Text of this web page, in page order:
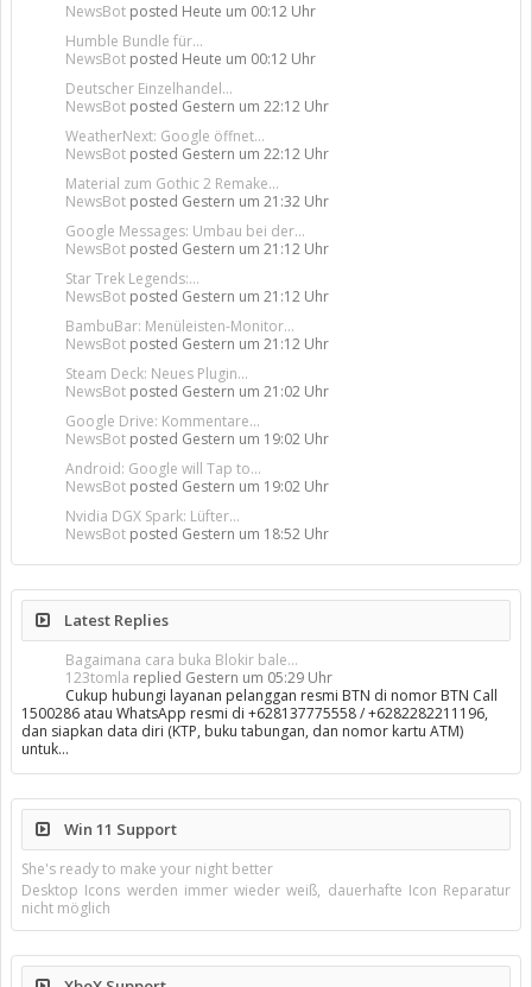
NewsBot posted Heute um 00:12 Uhr
Humble Bundle für...
NewsBot posted Heute um 00:12 Uhr
Deutscher Einzelhandel...
NewsBot posted Gestern um 22:12 Uhr
WeatherNext: Google öffnet...
NewsBot posted Gestern um 22:12 Uhr
Material zum Gothic 2 Remake...
NewsBot posted Gestern um 21:32 Uhr
Google Messages: Umbau bei der...
NewsBot posted Gestern um 21:12 Uhr
Star Trek Legends:...
NewsBot posted Gestern um 21:12 Uhr
BambuBar: Menüleisten-Monitor...
NewsBot posted Gestern um 21:12 Uhr
Steam Deck: Neues Plugin...
NewsBot posted Gestern um 21:02 Uhr
Google Drive: Kommentare...
NewsBot posted Gestern um 19:02 Uhr
Android: Google will Tap to...
NewsBot posted Gestern um 19:02 Uhr
Nvidia DGX Spark: Lüfter...
NewsBot posted Gestern um 18:52 Uhr
Latest Replies
Bagaimana cara buka Blokir bale...
123tomla replied Gestern um 05:29 Uhr
Cukup hubungi layanan pelanggan resmi BTN di nomor BTN Call
1500286 atau WhatsApp resmi di +628137775558 / +6282282211196,
dan siapkan data diri (KTP, buku tabungan, dan nomor kartu ATM)
untuk…
Win 11 Support
She's ready to make your night better
Desktop Icons werden immer wieder weiß, dauerhafte Icon Reparatur
nicht möglich